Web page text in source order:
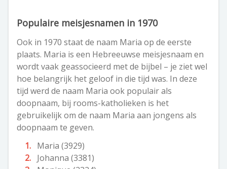
Populaire meisjesnamen in 1970
Ook in 1970 staat de naam Maria op de eerste
plaats. Maria is een Hebreeuwse meisjesnaam en
wordt vaak geassocieerd met de bijbel – je ziet wel
hoe belangrijk het geloof in die tijd was. In deze
tijd werd de naam Maria ook populair als
doopnaam, bij rooms-katholieken is het
gebruikelijk om de naam Maria aan jongens als
doopnaam te geven.
Maria (3929)
Johanna (3381)